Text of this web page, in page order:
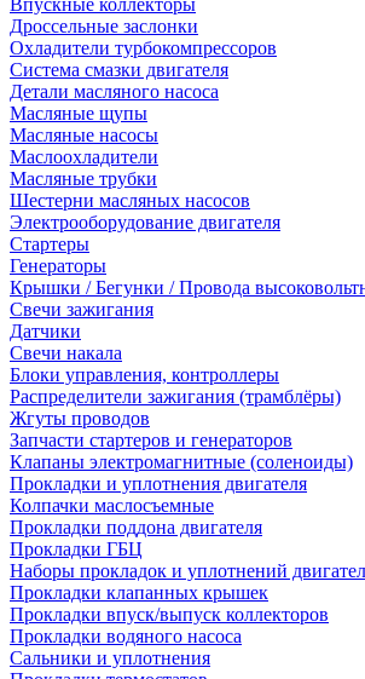
Впускные коллекторы
Дроссельные заслонки
Охладители турбокомпрессоров
Система смазки двигателя
Детали масляного насоса
Масляные щупы
Масляные насосы
Маслоохладители
Масляные трубки
Шестерни масляных насосов
Электрооборудование двигателя
Стартеры
Генераторы
Крышки / Бегунки / Провода
Свечи зажигания
Датчики
Свечи накала
Блоки управления, контроллеры
Распределители зажигания (трамблёры)
Жгуты проводов
Запчасти стартеров и генераторов
Клапаны электромагнитные (соленоиды)
Прокладки и уплотнения двигателя
Колпачки маслосъемные
Прокладки поддона двигателя
Прокладки ГБЦ
Наборы прокладок и уплотнений
Прокладки клапанных крышек
Прокладки впуск/выпуск коллекторов
Прокладки водяного насоса
Сальники и уплотнения